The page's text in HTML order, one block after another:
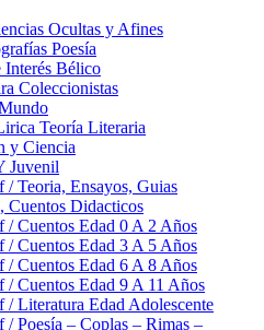
Ocultas y Afines
Poesía
Interés Bélico
Coleccionistas
Teoría Literaria
y Ciencia
Juvenil
/ Teoria, Ensayos, Guias
Cuentos Didacticos
/ Cuentos Edad 0 A 2 Años
/ Cuentos Edad 3 A 5 Años
/ Cuentos Edad 6 A 8 Años
/ Cuentos Edad 9 A 11 Años
/ Literatura Edad Adolescente
/ Poesía – Coplas – Rimas –